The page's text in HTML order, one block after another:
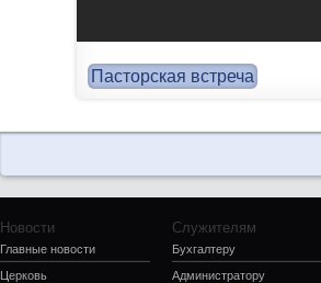
Пасторская встреча
Новости
Главные новости
Церковь
Служителям
Бухгалтеру
Администратору